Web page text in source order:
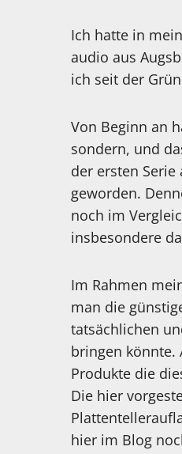
Ich hatte in
audio aus
ich seit der
Von Beginn an
sondern, und
der ersten
geworden.
noch im
insbesondere
Im Rahmen
man die
tatsächlichen
bringen könnte.
Produkte die
Die hier
hier im Blog